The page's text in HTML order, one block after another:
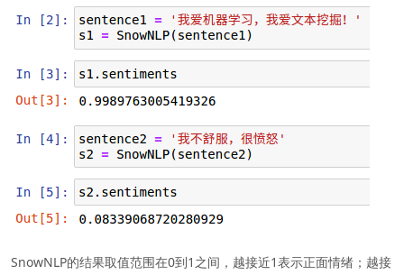
SnowNLP的结果取值范围在0到1之间，越接近1表示正面情绪；越接